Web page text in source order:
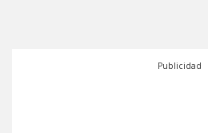
Publicidad